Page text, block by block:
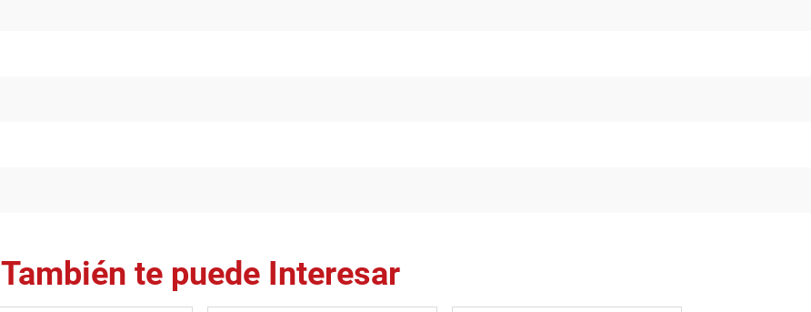
También te puede Interesar